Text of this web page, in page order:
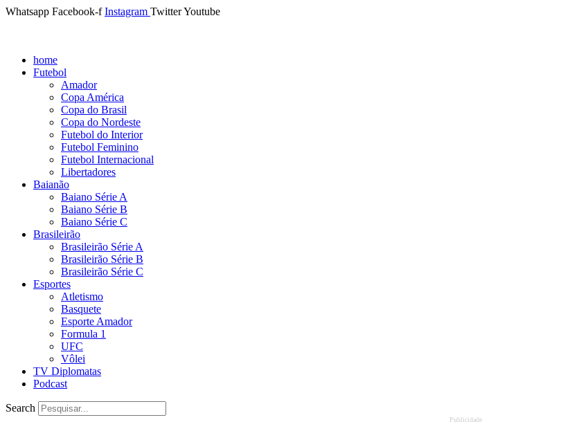
Whatsapp Facebook-f Instagram TwitterYoutube
home
Futebol
Amador
Copa América
Copa do Brasil
Copa do Nordeste
Futebol do Interior
Futebol Feminino
Futebol Internacional
Libertadores
Baianão
Baiano Série A
Baiano Série B
Baiano Série C
Brasileirão
Brasileirão Série A
Brasileirão Série B
Brasileirão Série C
Esportes
Atletismo
Basquete
Esporte Amador
Formula 1
UFC
Vôlei
TV Diplomatas
Podcast
Search
Publicidade